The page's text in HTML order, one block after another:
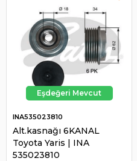
Alt.kasnağı 6KANAL
Toyota Yaris | INA
535023810
INA535023810